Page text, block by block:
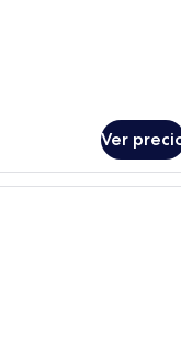
Ver
de cama de alta calidad